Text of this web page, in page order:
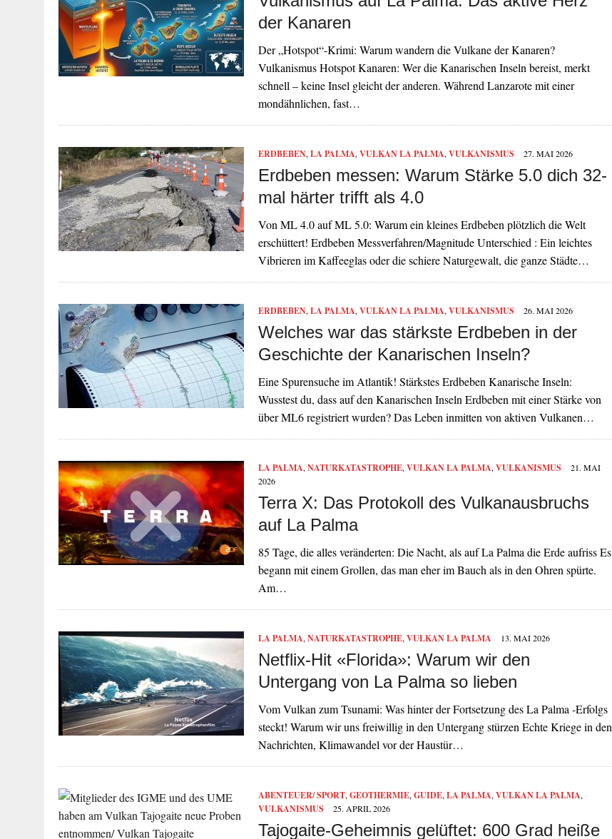
der Kanaren
Der „Hotspot“-Krimi: Warum wandern die Vulkane der Kanaren?
Vulkanismus Hotspot Kanaren: Wer die Kanarischen Inseln bereist, merkt
schnell – keine Insel gleicht der anderen. Während Lanzarote mit einer
mondähnlichen, fast…
ERDBEBEN, LA PALMA, VULKAN LA PALMA, VULKANISMUS 27. MAI 2026
Erdbeben messen: Warum Stärke 5.0 dich 32-
mal härter trifft als 4.0
Von ML 4.0 auf ML 5.0: Warum ein kleines Erdbeben plötzlich die Welt
erschüttert! Erdbeben Messverfahren/Magnitude Unterschied : Ein leichtes
Vibrieren im Kaffeeglas oder die schiere Naturgewalt, die ganze Städte…
ERDBEBEN, LA PALMA, VULKAN LA PALMA, VULKANISMUS 26. MAI 2026
Welches war das stärkste Erdbeben in der
Geschichte der Kanarischen Inseln?
Eine Spurensuche im Atlantik! Stärkstes Erdbeben Kanarische Inseln:
Wusstest du, dass auf den Kanarischen Inseln Erdbeben mit einer Stärke von
über ML6 registriert wurden? Das Leben inmitten von aktiven Vulkanen…
LA PALMA, NATURKATASTROPHE, VULKAN LA PALMA, VULKANISMUS
21. MAI
2026
Terra X: Das Protokoll des Vulkanausbruchs
auf La Palma
85 Tage, die alles veränderten: Die Nacht, als auf La Palma die Erde aufriss Es
begann mit einem Grollen, das man eher im Bauch als in den Ohren spürte.
Am…
LA PALMA, NATURKATASTROPHE, VULKAN LA PALMA 13. MAI 2026
Netflix-Hit «Florida»: Warum wir den
Untergang von La Palma so lieben
Vom Vulkan zum Tsunami: Was hinter der Fortsetzung des La Palma -Erfolgs
steckt! Warum wir uns freiwillig in den Untergang stürzen Echte Kriege in den
Nachrichten, Klimawandel vor der Haustür…
ABENTEUER/ SPORT, GEOTHERMIE, GUIDE, LA PALMA, VULKAN LA PALMA,
VULKANISMUS 25. APRIL 2026
Tajogaite-Geheimnis gelüftet: 600 Grad heiße